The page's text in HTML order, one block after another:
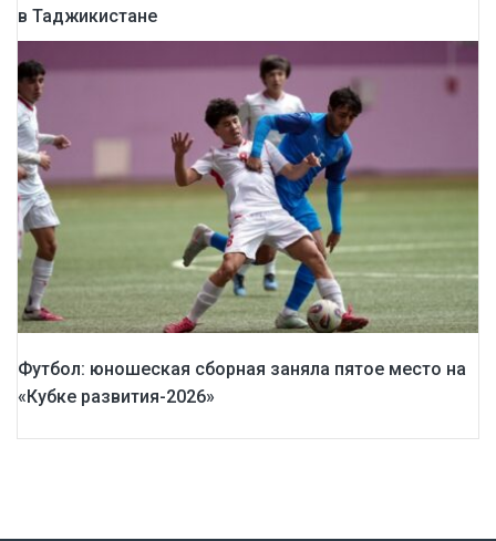
в Таджикистане
Футбол: юношеская сборная заняла пятое место на
«Кубке развития-2026»